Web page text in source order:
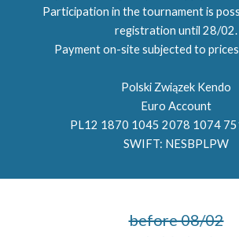
Participation in the tournament is
registration until 28/02.
Payment on-site subjected to
Polski Związek Kendo
Euro Account
PL12 1870 1045 2078 1074
SWIFT: NESBPLPW
before 08/02